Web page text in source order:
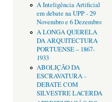
A Inteligência Artificial
em debate na UPP - 29
Novembro e 6 Dezembro
A LONGA QUERELA
DA ARQUITECTURA
PORTUENSE – 1867-
1933
ABOLIÇÃO DA
ESCRAVATURA -
DEBATE COM
SILVESTRE LACERDA